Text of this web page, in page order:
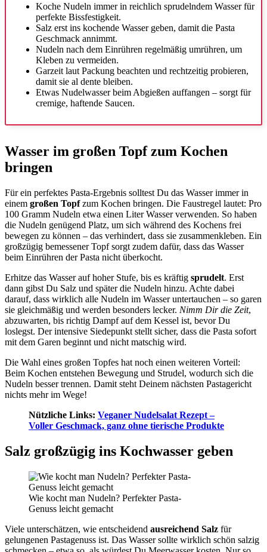
Koche Nudeln immer in reichlich sprudelndem Wasser für
perfekte Bissfestigkeit.
Salz erst ins kochende Wasser geben, damit die Pasta
Geschmack annimmt.
Nudeln nach dem Einrühren regelmäßig umrühren, um
Kleben zu vermeiden.
Garzeit laut Packung beachten und rechtzeitig probieren,
damit sie al dente bleiben.
Etwas Nudelwasser beim Abgießen auffangen – sorgt für
cremige, haftende Saucen.
Wasser im großen Topf zum Kochen
bringen
Für ein perfektes Pasta-Ergebnis solltest Du das Wasser immer in
einem großen Topfzum Kochen bringen. Die Faustregel lautet: Pro
100 Gramm Nudeln etwa einen Liter Wasser verwenden. So haben
die Nudeln genügend Platz, um sich während des Kochens frei
bewegen zu können – das verhindert, dass sie zusammenkleben. Ein
großzügig bemessener Topf sorgt zudem dafür, dass das Wasser
beim Einrühren der Pasta nicht überkocht.
Erhitze das Wasser auf hoher Stufe, bis es kräftig sprudelt. Erst
dann gibst Du Salz und später die Nudeln hinzu. Achte dabei
darauf, dass wirklich alle Nudeln im Wasser untertauchen – so garen
sie gleichmäßig und werden besonders lecker. Nimm Dir die Zeit,
abzuwarten, bis richtig Dampf auf dem Kessel ist, bevor Du
loslegst. Der intensive Siedepunkt stellt sicher, dass die Pasta sofort
mit dem Garen beginnt und nicht matschig wird.
Die Wahl eines großen Topfes hat noch einen weiteren Vorteil:
Beim Kochen entstehen Bewegung und Strudel, wodurch sich die
Nudeln besser trennen. Damit steht Deinem nächsten Pastagericht
nichts mehr im Wege!
Nützliche Links: Veganer Nudelsalat Rezept –
Voller Geschmack, ganz ohne tierische Produkte
Salz großzügig ins Kochwasser geben
Wie kocht man Nudeln? Perfekter Pasta-
Genuss leicht gemacht
Viele unterschätzen, wie entscheidend ausreichend Salz für
gelungenen Pastagenuss ist. Das Wasser sollte wirklich schön salzig